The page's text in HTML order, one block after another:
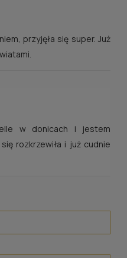
przyjęła się super. Już
w donicach i jestem
rozkrzewiła i już cudnie